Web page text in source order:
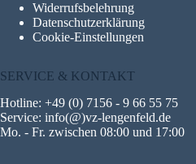
Widerrufsbelehrung
Datenschutzerklärung
Cookie-Einstellungen
SERVICE & KONTAKT
Hotline: +49 (0) 7156 - 9 66 55 75
Service: info(@)vz-lengenfeld.de
Mo. - Fr. zwischen 08:00 und 17:00